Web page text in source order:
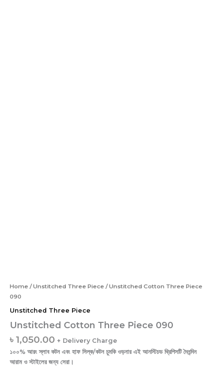
Home /Unstitched Three Piece / Unstitched Cotton Three Piece
090
Unstitched Three Piece
Unstitched Cotton Three Piece 090
৳ 1,050.00 + Delivery Charge
১০০% আরং স্লাব কটন এবং হাফ সিল্ক/কটন চুমকি ওড়নার এই আনস্টিচড থ্রিপিসটি দৈনন্দিন
আরাম ও স্টাইলের জন্য সেরা।